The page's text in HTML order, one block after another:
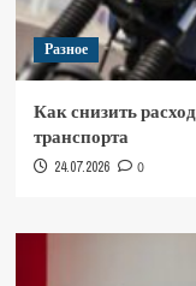
Разное
Как снизить
транспорта
24.07.2026 0